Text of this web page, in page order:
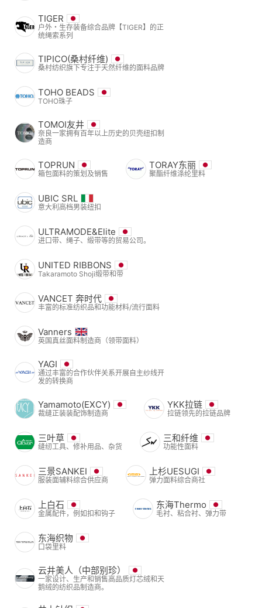
TIGER
户外・生存装备综合品牌【TIGER】的正
统绳索系列
TIPICO(桑村纤维)
桑村纺织旗下专注于天然纤维的面料品牌
TOHO BEADS
TOHO珠子
TOMOI友井
奈良一家拥有百年以上历史的贝壳纽扣制
造商
TOPRUN
箱包面料的策划及销售
TORAY东丽
聚酯纤维涤纶里料
UBIC SRL
意大利高档男装纽扣
ULTRAMODE&Elite
进口带、绳子、缎带等的贸易公司。
UNITED RIBBONS
Takaramoto Shoji缎带和带
VANCET 奔时代
丰富的标准纺织品和功能材料/流行面料
Vanners
英国真丝面料制造商（领带面料）
YAGI
通过丰富的合作伙伴关系开展自主纱线开
发的转换商
Yamamoto(EXCY)
裁缝正装装配饰制造商
YKK拉链
拉链领先的拉链品牌
三叶草
缝纫工具、修补用品、杂货
三和纤维
功能性面料
三景SANKEI
服装面辅料综合供应商
上杉UESUGI
弹力面料综合商社
上白石
金属配件，例如扣和钩子
东海Thermo
毛衬、粘合衬、弹力带
东海织物
口袋里料
云井美人（中部别珍）
一家设计、生产和销售高品质灯芯绒和天
鹅绒的纺织品制造商。